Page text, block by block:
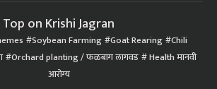
Top on Krishi Jagran
Soybean Farming Goat Rearing Chili
Orchard planting / फळबाग लागवड Health मानवी
आरोग्य